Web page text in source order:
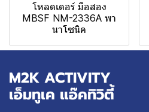
โหลดเดอร์ มือสอง
MBSF NM-2336A พา
นาโซนิค
M2K ACTIVITY
เอ็มทูเค แอ๊คทิวิตี้